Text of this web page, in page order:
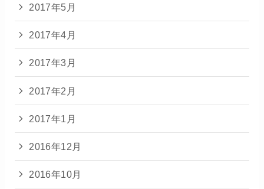
2017年5月
2017年4月
2017年3月
2017年2月
2017年1月
2016年12月
2016年10月